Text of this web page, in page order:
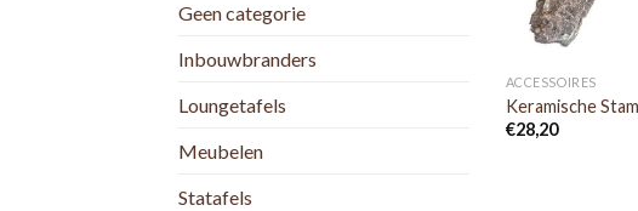
Geen categorie
Inbouwbranders
Loungetafels
Meubelen
Statafels
ACCESSOIRES
Keramische
€28,20